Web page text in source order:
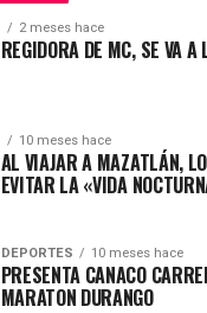
2 meses hace
REGIDORA DE MC, SE VA
10 meses hace
AL VIAJAR A MAZATLÁN,
EVITAR LA «VIDA
DEPORTES 10 meses hace
PRESENTA CANACO
MARATON DURANGO